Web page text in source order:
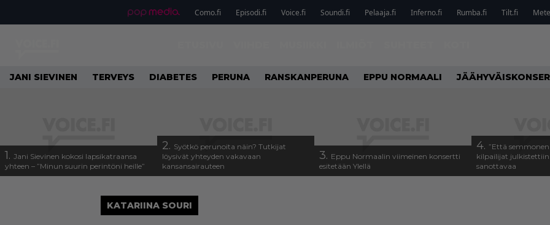
Como.fi Episodi.fi Voice.fi Soundi.fi Pelaaja.fi Inferno.fi Rumba.fi Tilt.fi
JANI SIEVINEN TERVEYS DIABETES PERUNA RANSKANPERUNA EPPU NORMAALI
1. Jani Sievinen kokosi lapsikatraansa
yhteen – ”Minun suurin perintöni heille”
2. Syötkö perunoita näin? Tutkijat
löysivät yhteyden vakavaan
kansansairauteen
3. Eppu Normaalin viimeinen konsertti
esitetään Ylellä
4. ”Että semmonen
kilpailijat julkistettiin
sanottavaa
KATARIINA SOURI